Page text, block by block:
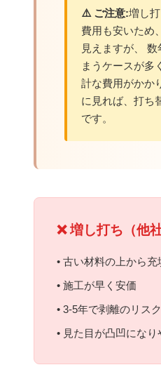
⚠️ ご注意:増し
費用も安いため
見えますが、
まうケースが多
計な費用がかか
に見れば、打ち
です。
❌ 増し打ち（他
• 古い材料の上から充
• 施工が早く安価
• 3-5年で剥離のリスク
• 見た目が凸凹になり